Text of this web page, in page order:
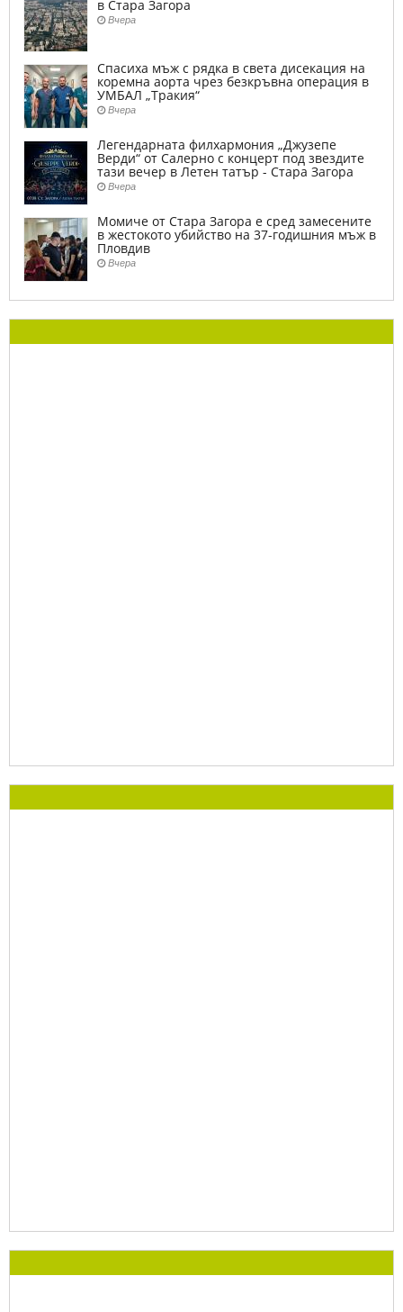
в Стара Загора
Вчера
Спасиха мъж с рядка в света дисекация на
коремна аорта чрез безкръвна операция в
УМБАЛ „Тракия“
Вчера
Легендарната филхармония „Джузепе
Верди“ от Салерно с концерт под звездите
тази вечер в Летен татър - Стара Загора
Вчера
Момиче от Стара Загора е сред замесените
в жестокото убийство на 37-годишния мъж в
Пловдив
Вчера